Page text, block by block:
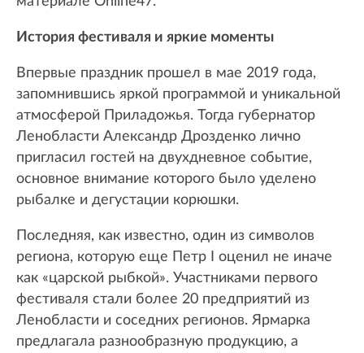
История фестиваля и яркие моменты
Впервые праздник прошел в мае 2019 года,
запомнившись яркой программой и уникальной
атмосферой Приладожья. Тогда губернатор
Ленобласти Александр Дрозденко лично
пригласил гостей на двухдневное событие,
основное внимание которого было уделено
рыбалке и дегустации корюшки.
Последняя, как известно, один из символов
региона, которую еще Петр I оценил не иначе
как «царской рыбкой». Участниками первого
фестиваля стали более 20 предприятий из
Ленобласти и соседних регионов. Ярмарка
предлагала разнообразную продукцию, а